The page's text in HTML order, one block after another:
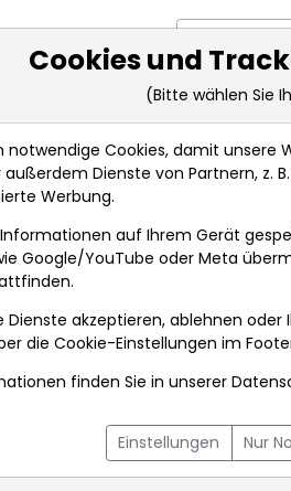
Markt-Analysen Market
O.N. Nachrichten
O.N.
Cookies und
(Bitte wählen Sie
notwendige Cookies, damit unsere
Dienste von Partnern, z.
Werbung.
auf Ihrem Gerät
Google/YouTube oder Meta
Dienste akzeptieren, ablehnen
die Cookie-Einstellungen im
finden Sie in unserer
Einstellungen Nur